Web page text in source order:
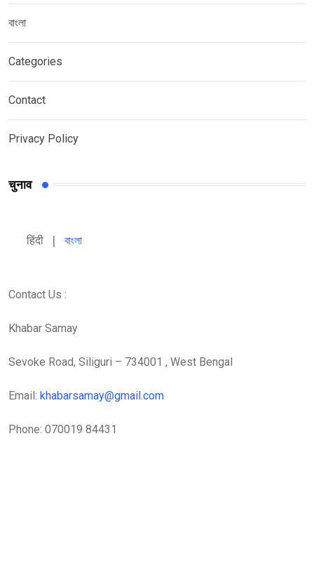
বাংলা
Categories
Contact
Privacy Policy
चुनाव
हिंदी বাংলা
Contact Us :
Khabar Samay
Sevoke Road, Siliguri – 734001 , West Bengal
Email: khabarsamay@gmail.com
Phone: 070019 84431